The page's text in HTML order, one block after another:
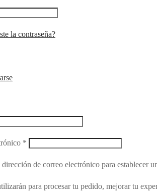
la contraseña?
*
de correo electrónico para establecer
para procesar tu pedido, mejorar tu